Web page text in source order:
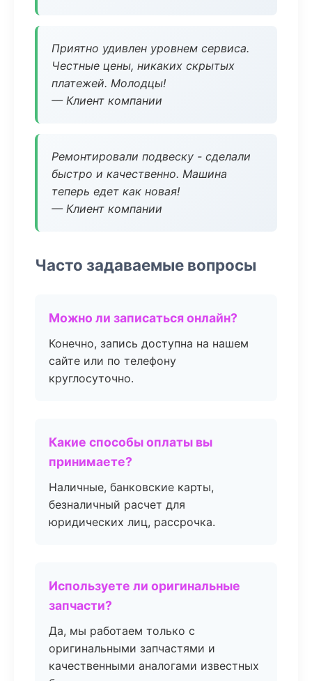
Приятно удивлен уровнем сервиса.
Честные цены, никаких скрытых
платежей. Молодцы!
— Клиент компании
Ремонтировали подвеску - сделали
быстро и качественно. Машина
теперь едет как новая!
— Клиент компании
Часто задаваемые вопросы
Можно ли записаться онлайн?
Конечно, запись доступна на нашем
сайте или по телефону
круглосуточно.
Какие способы оплаты вы
принимаете?
Наличные, банковские карты,
безналичный расчет для
юридических лиц, рассрочка.
Используете ли оригинальные
запчасти?
Да, мы работаем только с
оригинальными запчастями и
качественными аналогами известных